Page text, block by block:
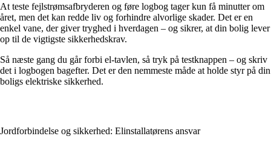
At teste fejlstrømsafbryderen og føre logbog tager kun få minutter om
året, men det kan redde liv og forhindre alvorlige skader. Det er en
enkel vane, der giver tryghed i hverdagen – og sikrer, at din bolig lever
op til de vigtigste sikkerhedskrav.
Så næste gang du går forbi el-tavlen, så tryk på testknappen – og skriv
det i logbogen bagefter. Det er den nemmeste måde at holde styr på din
boligs elektriske sikkerhed.
Jordforbindelse og sikkerhed: Elinstallatørens ansvar